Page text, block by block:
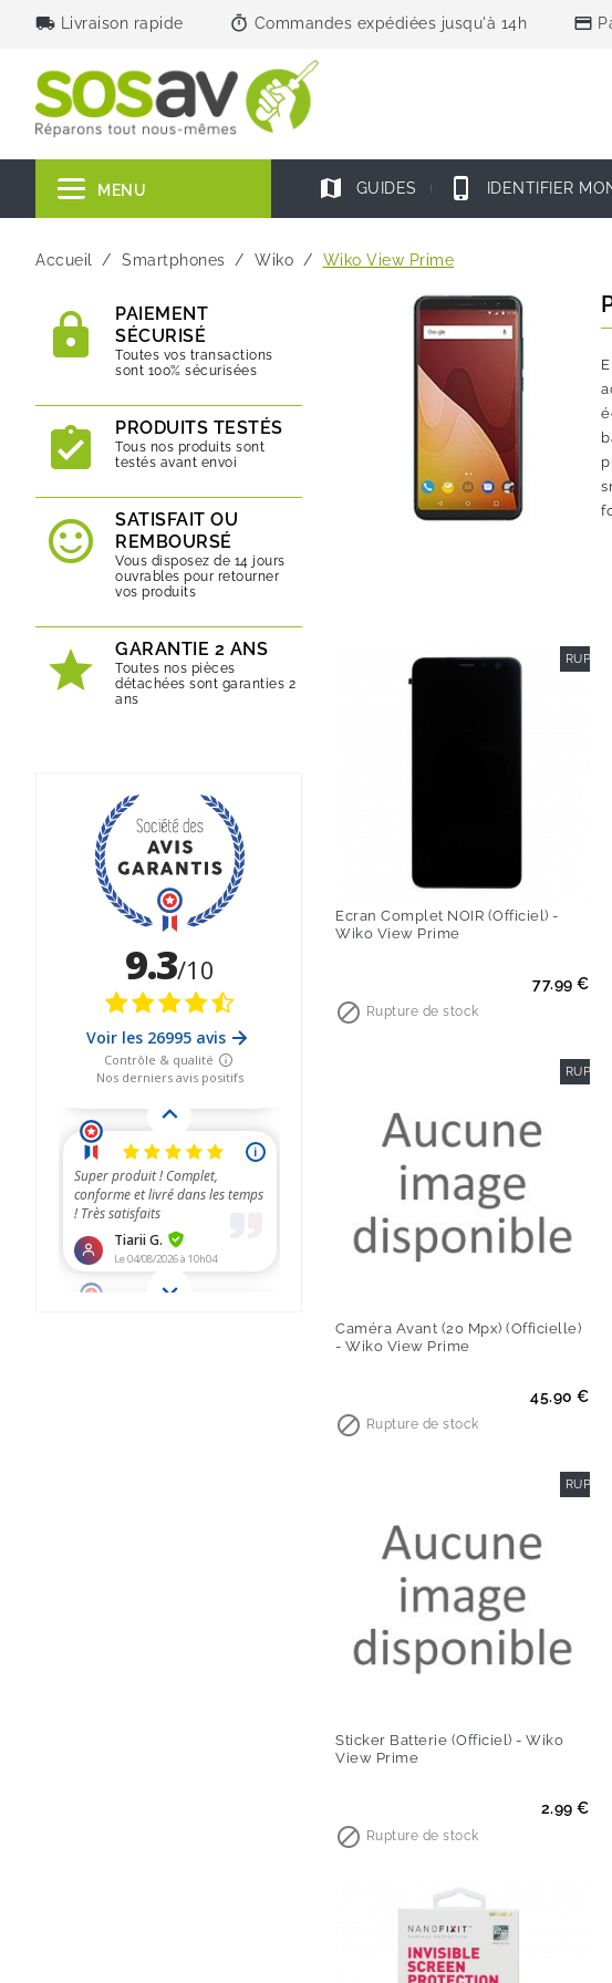
local_shipping Livraison rapide timer Commandes expédiées jusqu'à 14h credit_card
MENU map GUIDES phone_iphone IDENTIFIER
Accueil Smartphones Wiko Wiko View Prime
PAIEMENT
SÉCURISÉ
Toutes vos transactions
sont 100% sécurisées
PRODUITS TESTÉS
Tous nos produits sont
testés avant envoi
SATISFAIT OU
REMBOURSÉ
Vous disposez de 14 jours
ouvrables pour retourner
vos produits
GARANTIE 2 ANS
Toutes nos pièces
détachées sont garanties 2
ans
Ecran Complet NOIR (Officiel) -
Wiko View Prime
77.99 €
 Rupture de stock
Caméra Avant (20 Mpx) (Officielle)
- Wiko View Prime
45.90 €
 Rupture de stock
Sticker Batterie (Officiel) - Wiko
View Prime
2.99 €
 Rupture de stock